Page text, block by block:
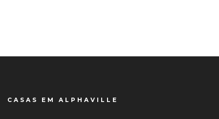
CASAS EM ALPHAVILLE